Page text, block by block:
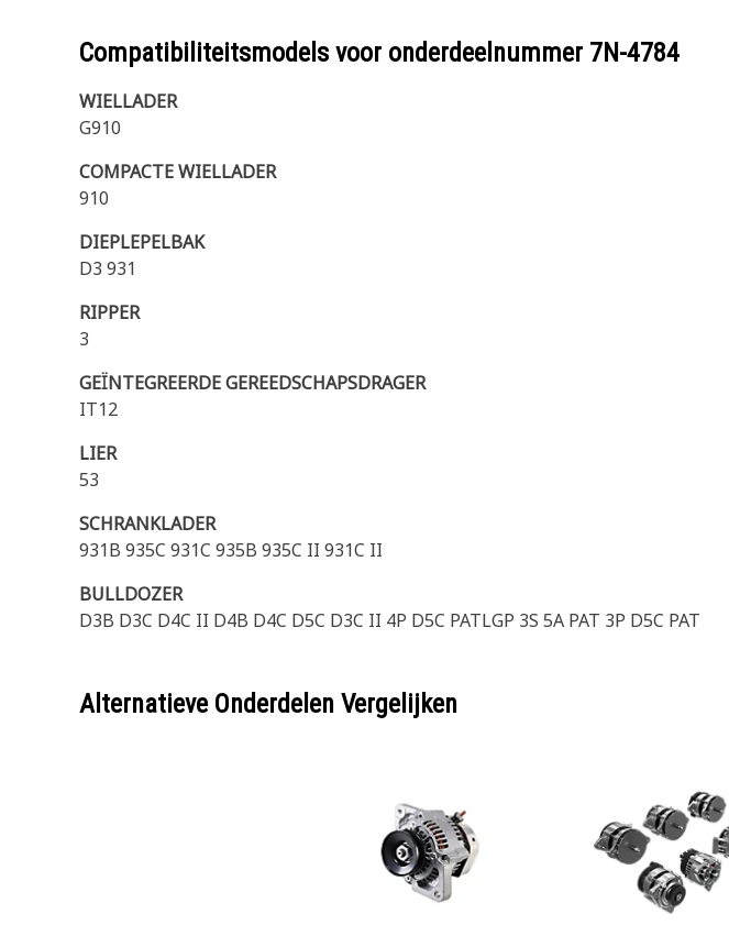
Compatibiliteitsmodels voor onderdeelnummer 7N-4784
WIELLADER
G910
COMPACTE WIELLADER
910
DIEPLEPELBAK
D3 931
RIPPER
3
GEÏNTEGREERDE GEREEDSCHAPSDRAGER
IT12
LIER
53
SCHRANKLADER
931B 935C 931C 935B 935C II 931C II
BULLDOZER
D3B D3C D4C II D4B D4C D5C D3C II 4P D5C PATLGP 3S 5A PAT 3P D5C PAT
Alternatieve Onderdelen Vergelijken